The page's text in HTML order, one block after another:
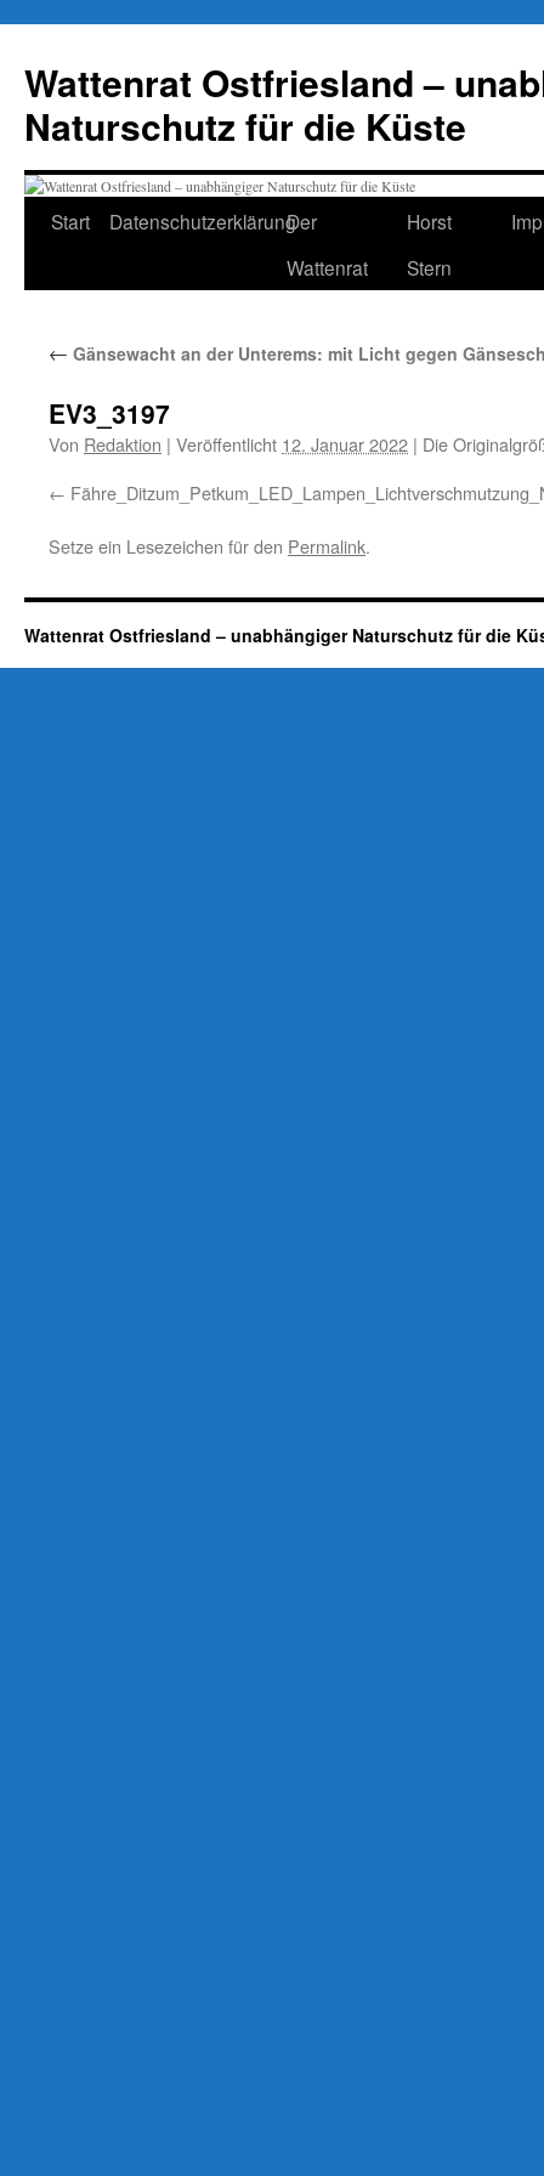
springen
Wattenrat Ostfriesland –
Naturschutz für die Küste
Start DatenschutzerklärungDer
Wattenrat
Horst
Stern
← Gänsewacht an der Unterems: mit Licht gegen
EV3_3197
Von Redaktion | Veröffentlicht 12. Januar 2022 | Die
Setze ein Lesezeichen für den Permalink.
Wattenrat Ostfriesland – unabhängiger Naturschutz für die